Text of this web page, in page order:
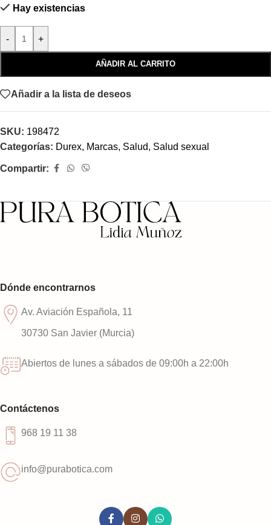
Hay existencias
- +
AÑADIR AL CARRITO
Añadir a la lista de deseos
SKU: 198472
Categorías: Durex, Marcas, Salud, Salud sexual
Compartir:
Dónde encontrarnos
Av. Aviación Española, 11
30730 San Javier (Murcia)
Abiertos de lunes a sábados de 09:00h a 22:00h
Contáctenos
968 19 11 38
info@purabotica.com